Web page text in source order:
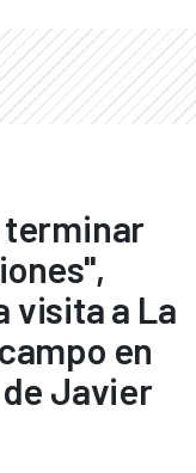
terminar
visita a La
en
Javier